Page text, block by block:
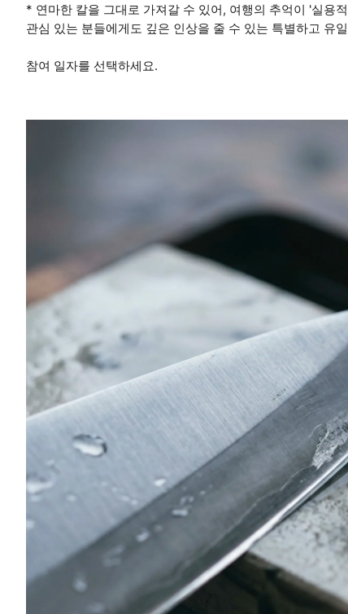
* 연마한 칼을 그대로 가져갈 수 있어, 여행의 추억이 '실용
관심 있는 분들에게도 깊은 인상을 줄 수 있는 특별하고 유
참여 일자를 선택하세요.